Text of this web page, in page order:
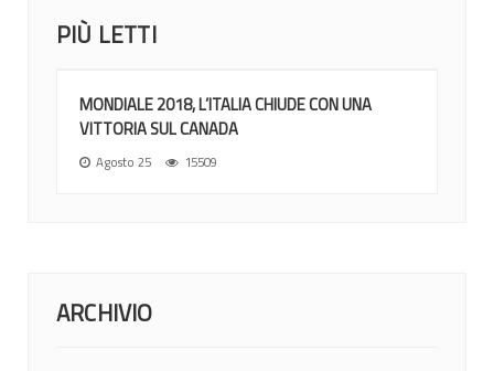
PIÙ LETTI
MONDIALE 2018, L’ITALIA CHIUDE CON UNA
VITTORIA SUL CANADA
Agosto 25 15509
ARCHIVIO